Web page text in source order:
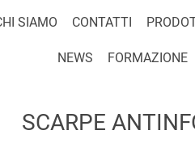
SIAMO CONTATTI
NEWS FORMAZIONE
SCARPE